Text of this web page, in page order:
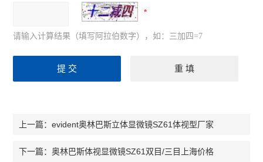
请输入计算结果（填写阿拉伯数字），如：三加四=7
上一篇：evident奥林巴斯立体显微镜SZ61体视型厂家
下一篇：奥林巴斯体视显微镜SZ61双目/三目上海价格